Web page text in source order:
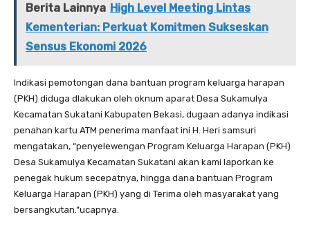
Berita Lainnya High Level Meeting Lintas
Kementerian: Perkuat Komitmen Sukseskan
Sensus Ekonomi 2026
Indikasi pemotongan dana bantuan program keluarga harapan
(PKH) diduga dlakukan oleh oknum aparat Desa Sukamulya
Kecamatan Sukatani Kabupaten Bekasi, dugaan adanya indikasi
penahan kartu ATM penerima manfaat ini H. Heri samsuri
mengatakan, “penyelewengan Program Keluarga Harapan (PKH)
Desa Sukamulya Kecamatan Sukatani akan kami laporkan ke
penegak hukum secepatnya, hingga dana bantuan Program
Keluarga Harapan (PKH) yang di Terima oleh masyarakat yang
bersangkutan.”ucapnya.